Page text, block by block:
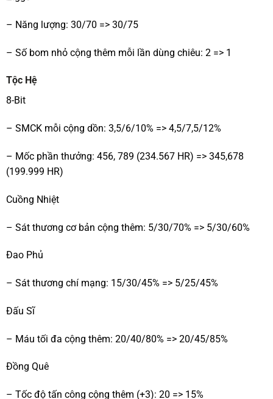
– Năng lượng: 30/70 => 30/75
– Số bom nhỏ cộng thêm mỗi lần dùng chiêu: 2 => 1
Tộc Hệ
8-Bit
– SMCK mỗi cộng dồn: 3,5/6/10% => 4,5/7,5/12%
– Mốc phần thưởng: 456, 789 (234.567 HR) => 345,678
(199.999 HR)
Cuồng Nhiệt
– Sát thương cơ bản cộng thêm: 5/30/70% => 5/30/60%
Đao Phủ
– Sát thương chí mạng: 15/30/45% => 5/25/45%
Đấu Sĩ
– Máu tối đa cộng thêm: 20/40/80% => 20/45/85%
Đồng Quê
– Tốc độ tấn công cộng thêm (+3): 20 => 15%